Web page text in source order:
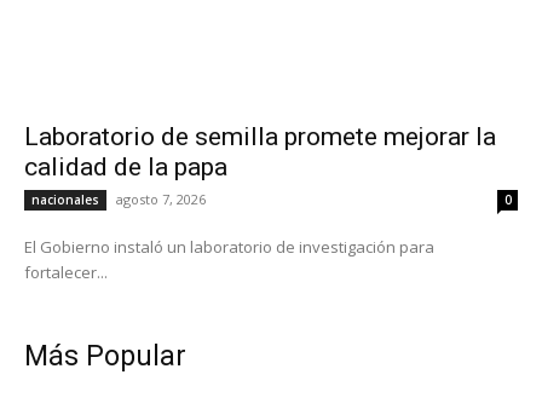
Laboratorio de semilla promete mejorar la
calidad de la papa
nacionales agosto 7, 2026 0
El Gobierno instaló un laboratorio de investigación para
fortalecer...
Más Popular